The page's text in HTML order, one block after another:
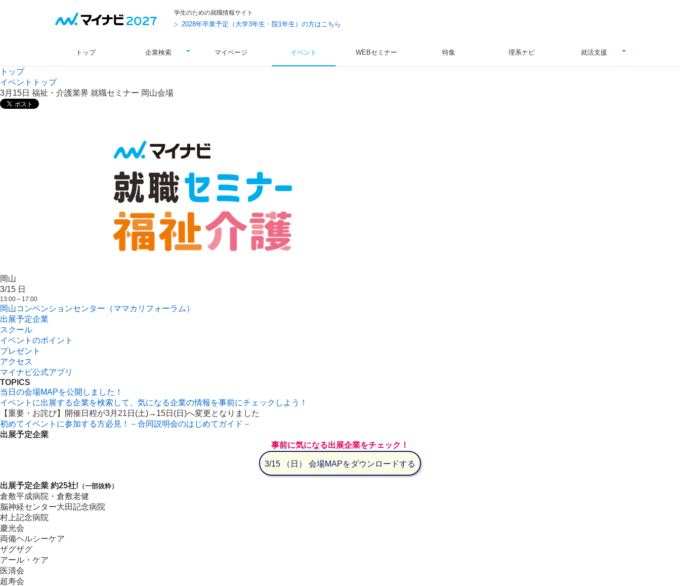
学生のための就職情報サイト
2028年卒業予定（大学3年生・院1年生）の方はこちら
トップ 企業検索 マイページ イベント WEBセミナー 特集 理系ナビ 就活支援
トップ
イベントトップ
3月15日 福祉・介護業界 就職セミナー 岡山会場
岡山
3/15 日
13:00～17:00
岡山コンベンションセンター（ママカリフォーラム）
出展予定企業
スクール
イベントのポイント
プレゼント
アクセス
マイナビ公式アプリ
TOPICS
当日の会場MAPを公開しました！
イベントに出展する企業を検索して、気になる企業の情報を事前にチェックしよう！
【重要・お詫び】開催日程が3月21日(土)→15日(日)へ変更となりました
初めてイベントに参加する方必見！－合同説明会のはじめてガイド－
出展予定企業
事前に気になる出展企業をチェック！
3/15 （日） 会場MAPをダウンロードする
出展予定企業 約25社! （一部抜粋）
倉敷平成病院・倉敷老健
脳神経センター大田記念病院
村上記念病院
慶光会
両備ヘルシーケア
ザグザグ
アール・ケア
医清会
超寿会